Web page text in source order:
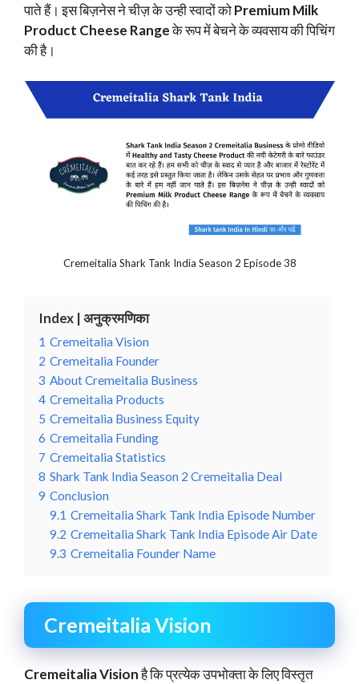
पाते हैं। इस बिज़नेस ने चीज़ के उन्ही स्वादों कोPremium Milk
Product Cheese Rangeके रूप में बेचने के व्यवसाय की पिचिंग
की है।
Cremeitalia Shark Tank India Season 2 Episode 38
Index | अनुक्रमणिका
1 Cremeitalia Vision
2 Cremeitalia Founder
3 About Cremeitalia Business
4 Cremeitalia Products
5 Cremeitalia Business Equity
6 Cremeitalia Funding
7 Cremeitalia Statistics
8 Shark Tank India Season 2 Cremeitalia Deal
9 Conclusion
9.1 Cremeitalia Shark Tank India Episode Number
9.2 Cremeitalia Shark Tank India Episode Air Date
9.3 Cremeitalia Founder Name
Cremeitalia Vision
Cremeitalia Visionहै कि प्रत्येक उपभोक्ता के लिए विस्तृत